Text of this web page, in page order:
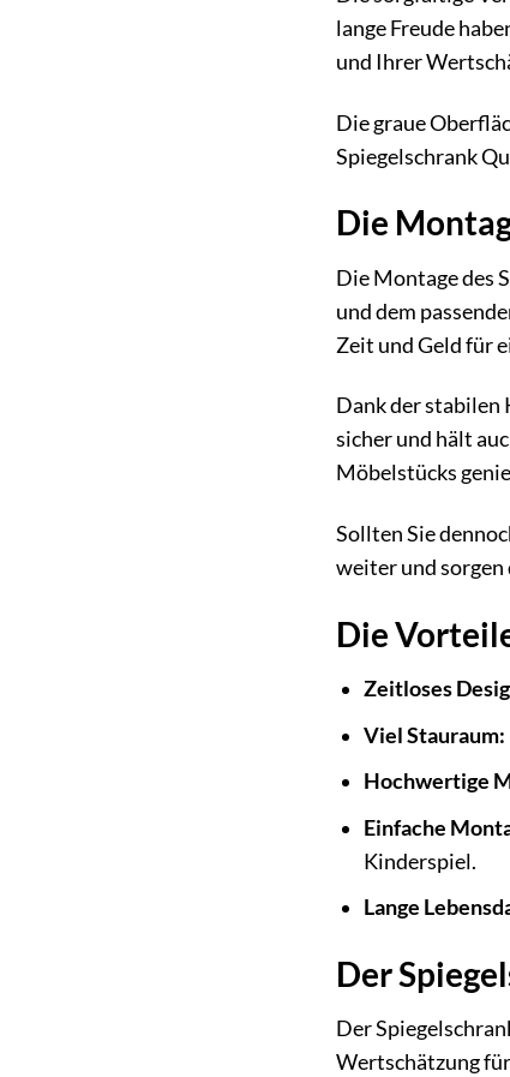
lange Freude
und Ihrer
Die graue
Spiegelschrank
Die
Die Montage des
und dem
Zeit und Geld für
Dank der stabilen
sicher und hält
Möbelstücks
Sollten Sie
weiter und sorgen
Die
Zeitloses
Viel Stauraum:
Hochwertige
Einfache
Kinderspiel.
Lange
Der
Der
Wertschätzung